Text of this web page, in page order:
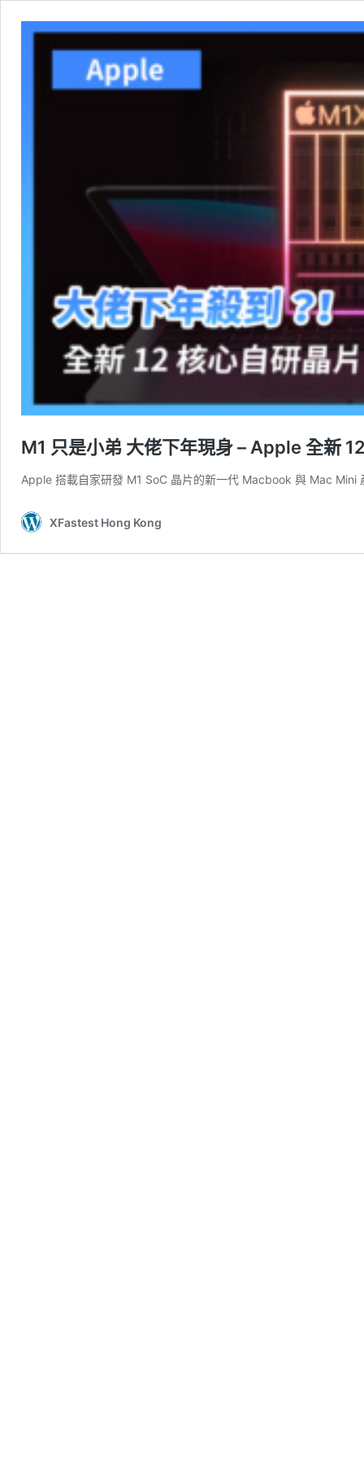
M1 只是小弟 大佬下年現身 – Apple 全新
Apple 搭載自家研發 M1 SoC 晶片的新一代 Macbook 與 Mac
XFastest Hong Kong